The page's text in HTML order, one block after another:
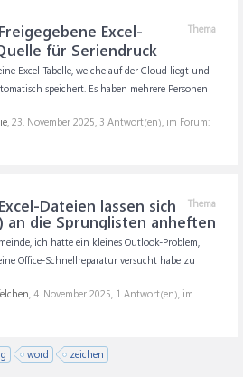
Thema
Freigegebene Excel-
für Seriendruck
Excel-Tabelle, welche auf der Cloud liegt und
speichert. Es haben mehrere Personen
, 23. November 2025, 3 Antwort(en), im Forum:
Thema
Dateien lassen sich
an die Sprunglisten anheften
ich hatte ein kleines Outlook-Problem,
Office-Schnellreparatur versucht habe zu
, 4. November 2025, 1 Antwort(en), im
word zeichen